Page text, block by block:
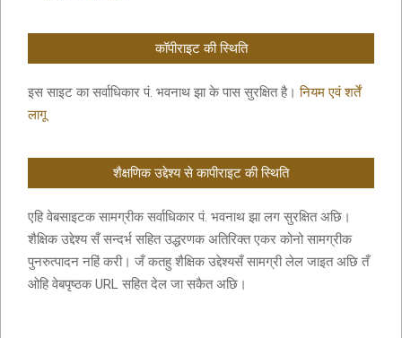
कॉपीराइट की स्थिति
इस साइट का सर्वाधिकार पं. भवनाथ झा के पास सुरक्षित है।नियम एवं शर्तें
लागू
शैक्षणिक उद्देश्य से कापीराइट की स्थिति
एहि वेबसाइटक सामग्रीक सर्वाधिकार पं. भवनाथ झा लग सुरक्षित अछि।
शैक्षिक उद्देश्य सँ सन्दर्भ सहित उद्धरणक अतिरिक्त एकर कोनो सामग्रीक
पुनरुत्पादन नहिं करी। जँ कतहु शैक्षिक उद्देश्यसँ सामग्री लेल जाइत अछि तँ
ओहि वेबपृष्ठक URL सहित देल जा सकैत अछि।